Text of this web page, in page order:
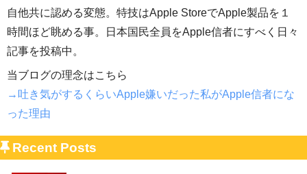
自他共に認める変態。特技はApple StoreでApple製品を１
時間ほど眺める事。日本国民全員をApple信者にすべく日々
記事を投稿中。
当ブログの理念はこちら
→吐き気がするくらいApple嫌いだった私がApple信者にな
った理由
Recent Posts